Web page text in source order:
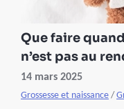
Que faire
n’est pas au
14 mars 2025
Grossesse et naissance /